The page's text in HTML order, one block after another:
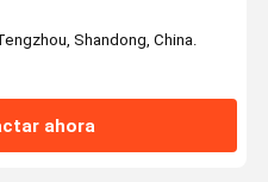
Shandong, China.
ahora